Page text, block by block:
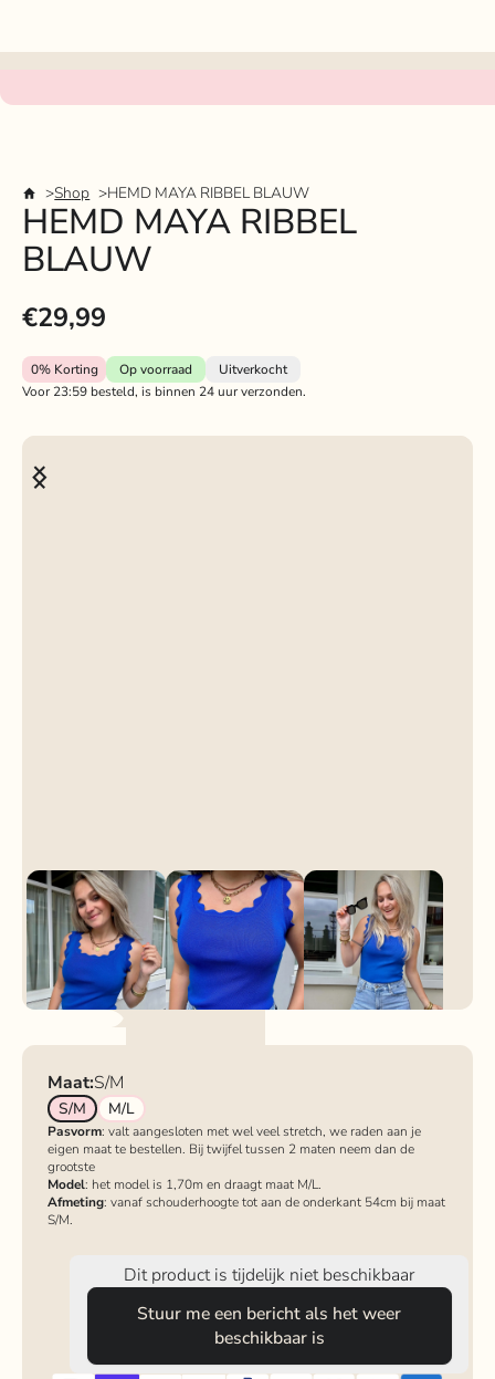
Shop HEMD MAYA RIBBEL BLAUW
HEMD MAYA RIBBEL
BLAUW
€29,99
0%Korting Op voorraad
Uitverkocht
Voor 23:59 besteld, is binnen 24 uur verzonden.
Maat:S/M
S/M M/L
Pasvorm: valt aangesloten met wel veel stretch, we raden aan je
eigen maat te bestellen. Bij twijfel tussen 2 maten neem dan de
grootste
Model: het model is 1,70m en draagt maat M/L.
Afmeting: vanaf schouderhoogte tot aan de onderkant 54cm bij maat
S/M.
Dit product is tijdelijk niet beschikbaar
Stuur me een bericht als het weer
beschikbaar is